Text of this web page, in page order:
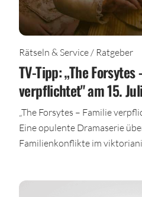
Rätseln & Service / Ratgeber
TV-Tipp: „The
verpflichtet" am 15.
„The Forsytes – Familie
Eine opulente Dramaserie
Familienkonflikte im